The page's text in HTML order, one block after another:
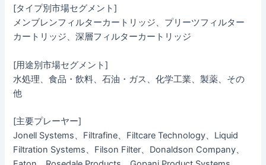
[タイプ別市場セグメント]
メンブレンフィルターカートリッジ、プリーツフィルター
カートリッジ、深層フィルターカートリッジ
[用途別市場セグメント]
水処理、食品・飲料、石油・ガス、化学工業、製薬、その
他
[主要プレーヤー]
Jonell Systems、Filtrafine、Filtcare Technology、Liquid
Filtration Systems、Filson Filter、Donaldson Company、